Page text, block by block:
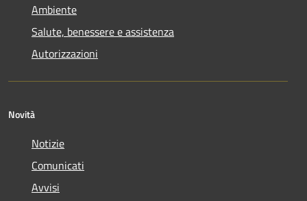
Ambiente
Salute, benessere e assistenza
Autorizzazioni
Novità
Notizie
Comunicati
Avvisi